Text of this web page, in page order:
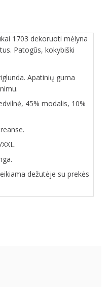
1703 dekoruoti mėlyna
Patogūs, kokybiški
Apatinių guma
45% modalis, 10%
dežutėje su prekės